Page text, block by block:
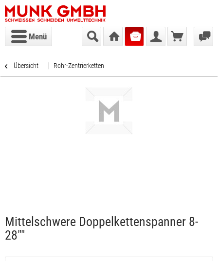
Menü
Übersicht Rohr-Zentrierketten
Mittelschwere Doppelkettenspanner 8-
28""